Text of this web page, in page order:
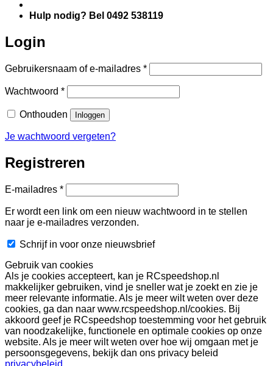
Hulp nodig? Bel 0492 538119
Login
Gebruikersnaam of e-mailadres *Vereist
Wachtwoord *Vereist
Onthouden Inloggen
Je wachtwoord vergeten?
Registreren
E-mailadres *Vereist
Er wordt een link om een nieuw wachtwoord in te stellen
naar je e-mailadres verzonden.
Schrijf in voor onze nieuwsbrief
Gebruik van cookies
Als je cookies accepteert, kan je RCspeedshop.nl
makkelijker gebruiken, vind je sneller wat je zoekt en zie je
meer relevante informatie. Als je meer wilt weten over deze
cookies, ga dan naar www.rcspeedshop.nl/cookies. Bij
akkoord geef je RCspeedshop toestemming voor het gebruik
van noodzakelijke, functionele en optimale cookies op onze
website. Als je meer wilt weten over hoe wij omgaan met je
persoonsgegevens, bekijk dan ons privacy beleid
privacybeleid